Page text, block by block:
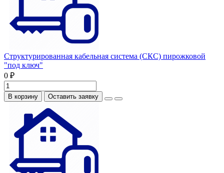
Структурированная кабельная система (СКС) пирожковой
"под ключ"
0 ₽
В корзину Оставить заявку